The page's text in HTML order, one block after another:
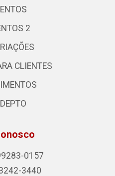
2
CLIENTES
0157
3440